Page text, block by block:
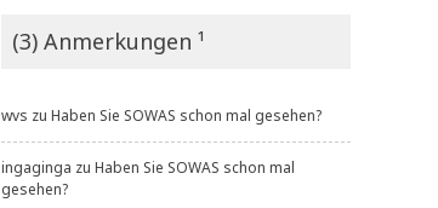
(3) Anmerkungen ¹
wvs zu Haben Sie SOWAS schon mal gesehen?
ingaginga zu Haben Sie SOWAS schon mal
gesehen?